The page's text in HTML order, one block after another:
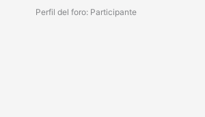
Perfil del foro: Participante